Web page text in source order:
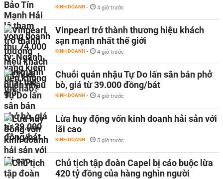
KINH DOANH - 4 giờ trước
Vinpearl trở thành thương hiệu khách
sạn mạnh nhất thế giới
KINH DOANH - 4 giờ trước
Chuỗi quán nhậu Tự Do lấn sân bán phở
bò, giá từ 39.000 đồng/bát
KINH DOANH - 4 giờ trước
Lừa huy động vốn kinh doanh hải sản với
lãi cao
KINH DOANH - 5 giờ trước
Chủ tịch tập đoàn Capel bị cáo buộc lừa
420 tỷ đồng của hàng nghìn người